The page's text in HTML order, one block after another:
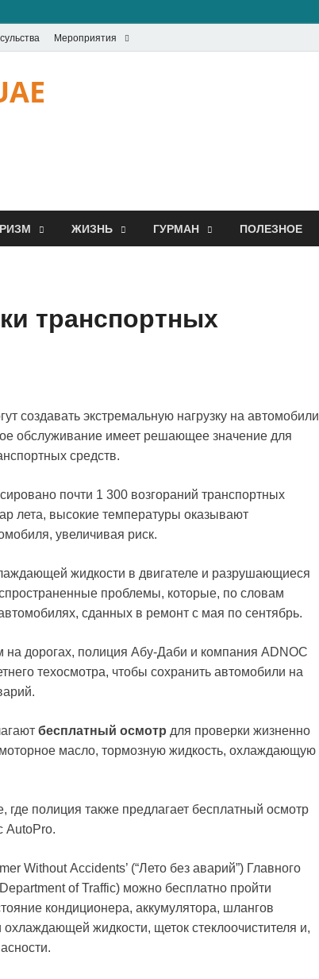
Мероприятия
ЖИЗНЬ ГУРМАН ПОЛЕЗНОЕ
транспортных
создавать экстремальную нагрузку на автомобили
обслуживание имеет решающее значение для
средств.
почти 1 300 возгораний транспортных
лета, высокие температуры оказывают
увеличивая риск.
жидкости в двигателе и разрушающиеся
проблемы, которые, по словам
сданных в ремонт с мая по сентябрь.
дорогах, полиция Абу-Даби и компания ADNOC
техосмотра, чтобы сохранить автомобили на
бесплатный осмотр для проверки жизненно
масло, тормозную жидкость, охлаждающую
полиция также предлагает бесплатный осмотр
AutoPro.
Without Accidents’ (“Лето без аварий”) Главного
of Traffic) можно бесплатно пройти
кондиционера, аккумулятора, шлангов
жидкости, щеток стеклоочистителя и,